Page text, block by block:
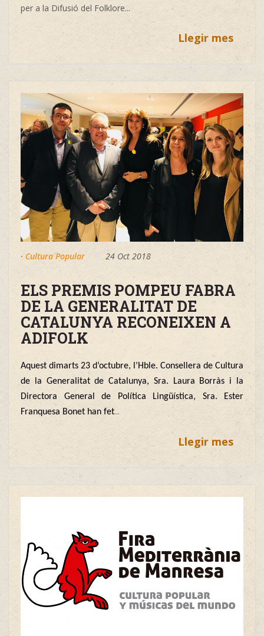
per a la Difusió del Folklore...
Llegir mes
· Cultura Popular 24 Oct 2018
ELS PREMIS POMPEU FABRA
DE LA GENERALITAT DE
CATALUNYA RECONEIXEN A
ADIFOLK
Aquest dimarts 23 d’octubre, l’Hble. Consellera de Cultura
de la Generalitat de Catalunya, Sra. Laura Borràs i la
Directora General de Política Lingüística, Sra. Ester
Franquesa Bonet han fet...
Llegir mes